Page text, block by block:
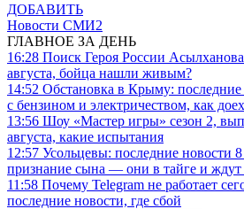
ДОБАВИТЬ
Новости СМИ2
ГЛАВНОЕ ЗА ДЕНЬ
16:28 Поиск Героя России
августа, бойца нашли живым?
14:52 Обстановка в Крыму: последние
с бензином и электричеством, как
13:56 Шоу «Мастер игры» сезон 2,
августа, какие испытания
12:57 Усольцевы: последние новости
признание сына — они в тайге и
11:58 Почему Telegram не работает
последние новости, где сбой